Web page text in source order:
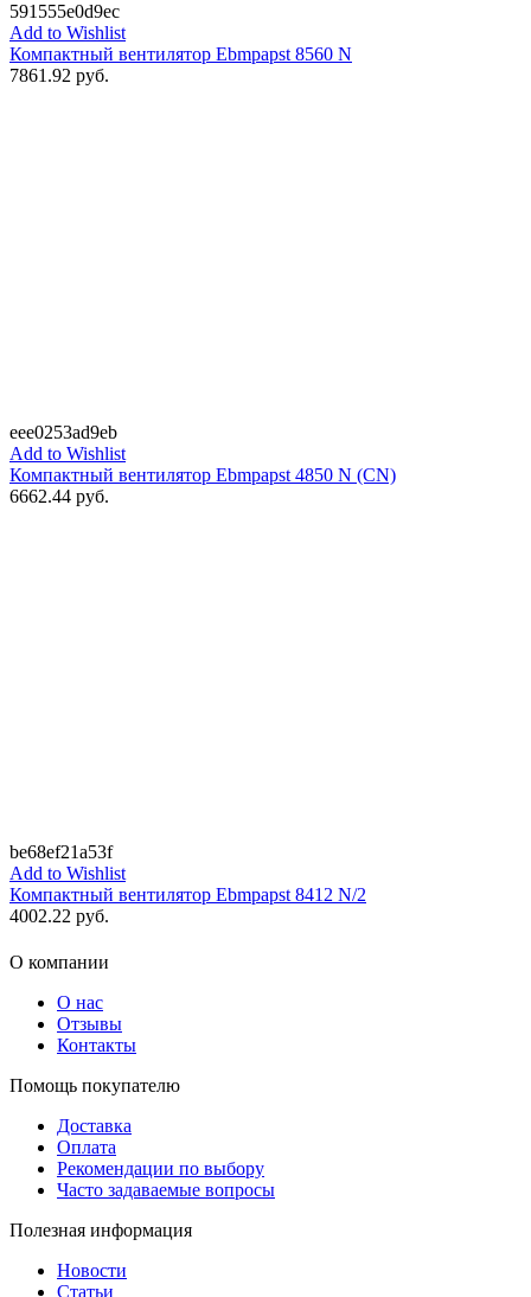
591555e0d9ec
Add to Wishlist
Компактный вентилятор Ebmpapst 8560 N
7861.92 руб.
eee0253ad9eb
Add to Wishlist
Компактный вентилятор Ebmpapst 4850 N (CN)
6662.44 руб.
be68ef21a53f
Add to Wishlist
Компактный вентилятор Ebmpapst 8412 N/2
4002.22 руб.
О компании
О нас
Отзывы
Контакты
Помощь покупателю
Доставка
Оплата
Рекомендации по выбору
Часто задаваемые вопросы
Полезная информация
Новости
Статьи